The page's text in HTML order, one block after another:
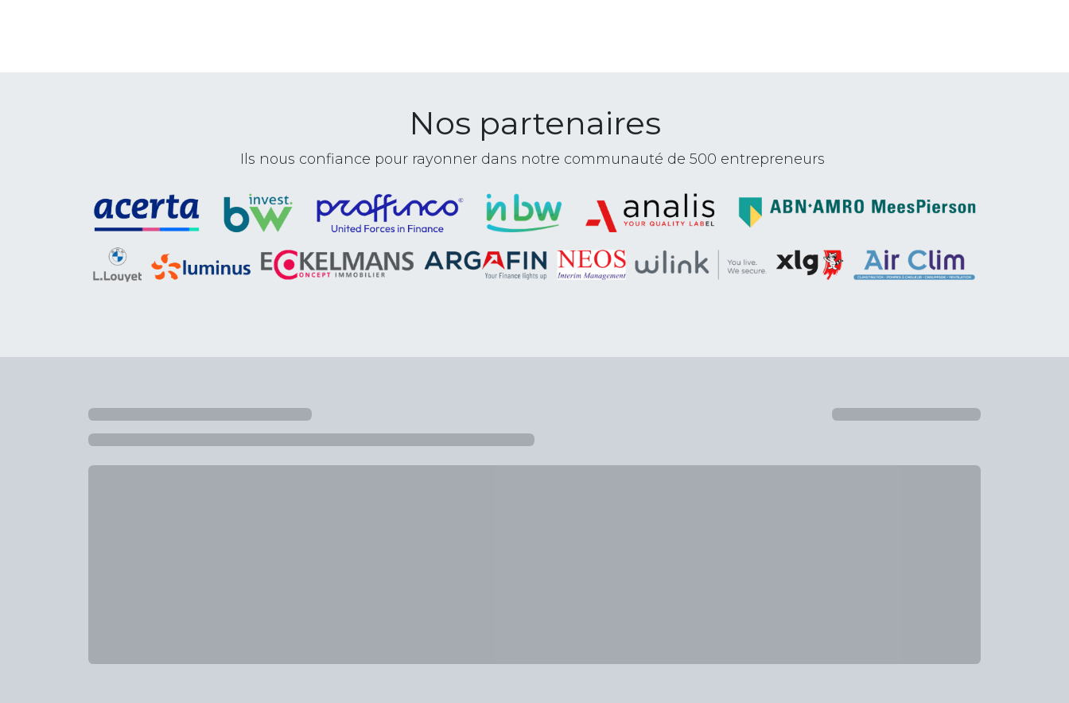
Nos partenaires
Ils nous confiance pour rayonner dans notre communauté de 500 entrepreneurs